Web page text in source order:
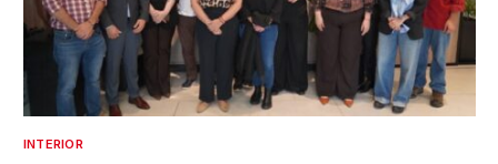
INTERIOR